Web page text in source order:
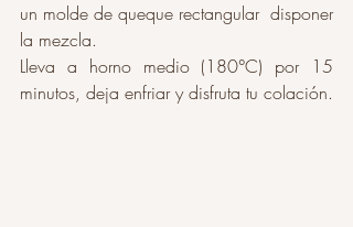
un molde de queque rectangular  disponer
la mezcla.
Lleva a horno medio (180°C) por 15